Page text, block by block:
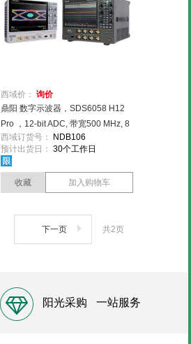
西域价： 询价
鼎阳 数字示波器，SDS6058 H12
Pro ，12-bit ADC, 带宽500 MHz, 8
通道，采样率10GSa/s 售卖规格：1
台
西域订货号：
NDB106
预计出货日： 30个工作日
收藏 加入购物车
下一页 共2页
阳光采购 一站服务